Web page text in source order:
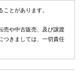
とがあります。
売や中古販売、及び譲渡
つきましては、一切責任